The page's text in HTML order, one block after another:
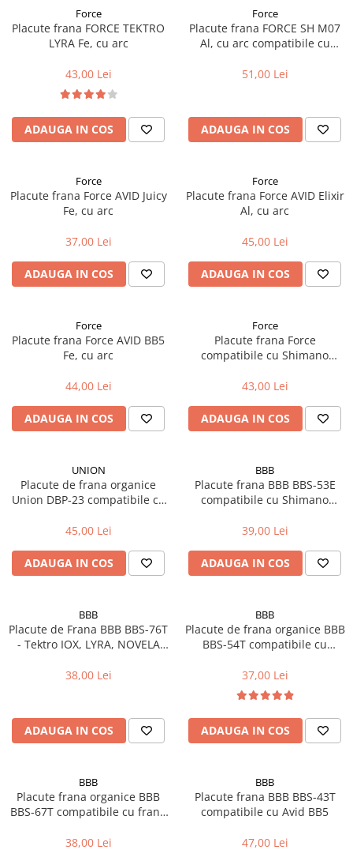
Placute frana bicicleta
Discuri frana bicicleta
Saboti frana bicicleta
Adaptoare frana bicicleta
Frane pe disc
Accesorii frane bicicleta
Butuci
Accesorii butuci
Jante bicicleta
Fond de janta
Tija sa bicicleta
Sei
Coliere si cleme sa
Angrenaje bicicleta
Foi angrenaj
Butuci pedalieri
Brat pedalier
Schimbatoare fata
Schimbatoare spate
Manete schimbator si frana
Manete schimbator bicicleta
Manete mixte frana - schimbator
Ochelari
Sosete
Rucsaci si borsete ciclism
Manusi bicicleta
Force
Placute frana FORCE TEKTRO
LYRA Fe, cu arc
43,00 Lei
ADAUGA IN COS
Force
Placute frana FORCE SH M07
Al, cu arc compatibile cu
M975
51,00 Lei
ADAUGA IN COS
Force
Placute frana Force AVID Juicy
Fe, cu arc
37,00 Lei
ADAUGA IN COS
Force
Placute frana Force AVID Elixir
Al, cu arc
45,00 Lei
ADAUGA IN COS
Force
Placute frana Force AVID BB5
Fe, cu arc
44,00 Lei
ADAUGA IN COS
Force
Placute frana Force
compatibile cu Shimano
43,00 Lei
ADAUGA IN COS
UNION
Placute de frana organice
Union DBP-23 compatibile cu
45,00 Lei
ADAUGA IN COS
BBB
Placute frana BBB BBS-53E
compatibile cu Shimano
39,00 Lei
ADAUGA IN COS
BBB
Placute de Frana BBB BBS-76T
- Tektro IOX, LYRA, NOVELA
38,00 Lei
ADAUGA IN COS
BBB
Placute de frana organice BBB
BBS-54T compatibile cu
organice
37,00 Lei
ADAUGA IN COS
BBB
Placute frana organice BBB
BBS-67T compatibile cu frane
RX
38,00 Lei
BBB
Placute frana BBB BBS-43T
compatibile cu Avid BB5
47,00 Lei